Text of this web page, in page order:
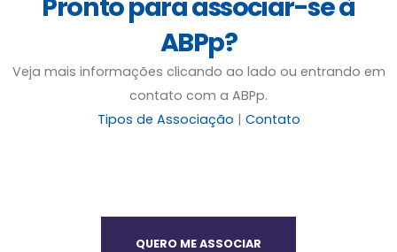
ABPp?
Veja mais informações clicando ao lado ou entrando em
contato com a ABPp.
Tipos de Associação | Contato
QUERO ME ASSOCIAR